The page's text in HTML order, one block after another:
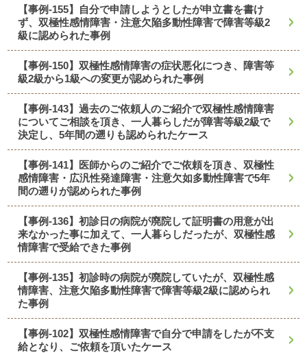
【事例-155】自分で申請しようとしたが申立書を書け
ず、双極性感情障害・注意欠陥多動性障害で障害等級2
級に認められた事例
【事例-150】双極性感情障害の症状悪化につき、障害等
級2級から1級への変更が認められた事例
【事例-143】過去のご依頼人のご紹介で双極性感情障害
についてご相談を頂き、一人暮らしだが障害等級2級で
決定し、5年間の遡りも認められたケース
【事例-141】医師からのご紹介でご依頼を頂き、双極性
感情障害・広汎性発達障害・注意欠如多動性障害で5年
間の遡りが認められた事例
【事例-136】初診日の病院が廃院して証明書の用意が出
来なかった事に加えて、一人暮らしだったが、双極性感
情障害で受給できた事例
【事例-135】初診時の病院が廃院していたが、双極性感
情障害、注意欠陥多動性障害で障害等級2級に認められ
た事例
【事例-102】双極性感情障害で自分で申請をしたが不支
給となり、ご依頼を頂いたケース